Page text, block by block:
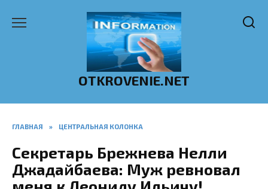
OTKROVENIE.NET
ГЛАВНАЯ » ЦЕНТРАЛЬНАЯ КОЛОНКА
Секретарь Брежнева Нелли
Джадайбаева: Муж ревновал